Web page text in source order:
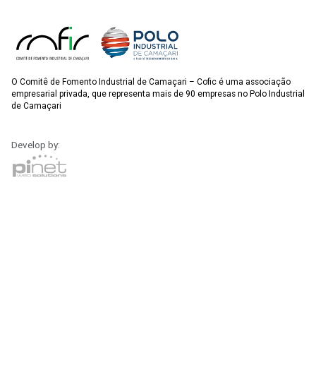
O Comitê de Fomento Industrial de Camaçari – Cofic é uma associação
empresarial privada, que representa mais de 90 empresas no Polo Industrial
de Camaçari
Develop by: